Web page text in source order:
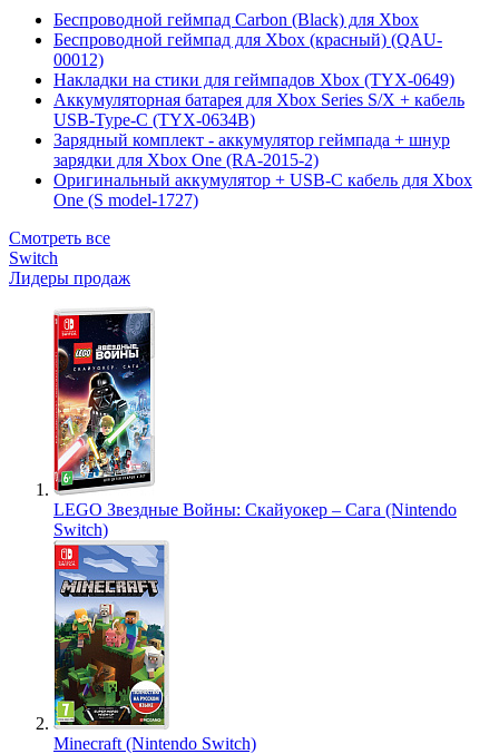
Беспроводной геймпад Carbon (Black) для Xbox
Беспроводной геймпад для Xbox (красный) (QAU-
00012)
Накладки на стики для геймпадов Xbox (TYX-0649)
Аккумуляторная батарея для Xbox Series S/X + кабель
USB-Type-C (TYX-0634B)
Зарядный комплект - аккумулятор геймпада + шнур
зарядки для Xbox One (RA-2015-2)
Оригинальный аккумулятор + USB-C кабель для Xbox
One (S model-1727)
Смотреть все
Switch
Лидеры продаж
LEGO Звездные Войны: Скайуокер – Сага (Nintendo
Switch)
Minecraft (Nintendo Switch)